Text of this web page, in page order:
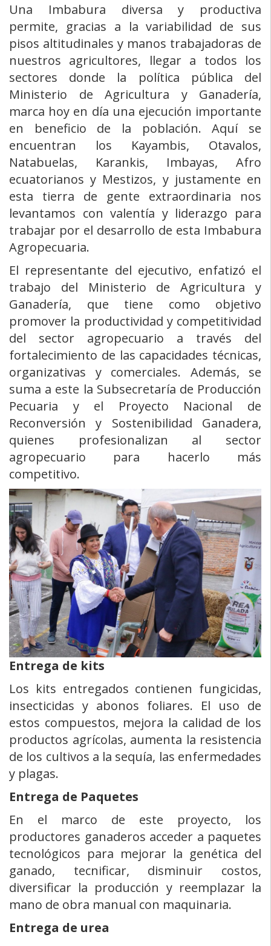
Una Imbabura diversa y productiva
permite, gracias a la variabilidad de sus
pisos altitudinales y manos trabajadoras de
nuestros agricultores, llegar a todos los
sectores donde la política pública del
Ministerio de Agricultura y Ganadería,
marca hoy en día una ejecución importante
en beneficio de la población. Aquí se
encuentran los Kayambis, Otavalos,
Natabuelas, Karankis, Imbayas, Afro
ecuatorianos y Mestizos, y justamente en
esta tierra de gente extraordinaria nos
levantamos con valentía y liderazgo para
trabajar por el desarrollo de esta Imbabura
Agropecuaria.
El representante del ejecutivo, enfatizó el
trabajo del Ministerio de Agricultura y
Ganadería, que tiene como objetivo
promover la productividad y competitividad
del sector agropecuario a través del
fortalecimiento de las capacidades técnicas,
organizativas y comerciales. Además, se
suma a este la Subsecretaría de Producción
Pecuaria y el Proyecto Nacional de
Reconversión y Sostenibilidad Ganadera,
quienes profesionalizan al sector
agropecuario para hacerlo más
competitivo.
Entrega de kits
Los kits entregados contienen fungicidas,
insecticidas y abonos foliares. El uso de
estos compuestos, mejora la calidad de los
productos agrícolas, aumenta la resistencia
de los cultivos a la sequía, las enfermedades
y plagas.
Entrega de Paquetes
En el marco de este proyecto, los
productores ganaderos acceder a paquetes
tecnológicos para mejorar la genética del
ganado, tecnificar, disminuir costos,
diversificar la producción y reemplazar la
mano de obra manual con maquinaria.
Entrega de urea